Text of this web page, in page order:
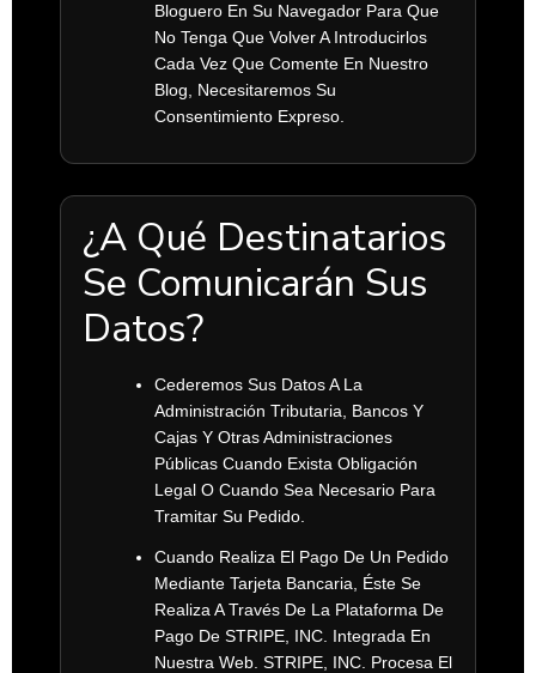
Bloguero En Su Navegador Para Que
No Tenga Que Volver A Introducirlos
Cada Vez Que Comente En Nuestro
Blog, Necesitaremos Su
Consentimiento Expreso.
¿A Qué Destinatarios
Se Comunicarán Sus
Datos?
Cederemos Sus Datos A La
Administración Tributaria, Bancos Y
Cajas Y Otras Administraciones
Públicas Cuando Exista Obligación
Legal O Cuando Sea Necesario Para
Tramitar Su Pedido.
Cuando Realiza El Pago De Un Pedido
Mediante Tarjeta Bancaria, Éste Se
Realiza A Través De La Plataforma De
Pago De STRIPE, INC. Integrada En
Nuestra Web. STRIPE, INC. Procesa El